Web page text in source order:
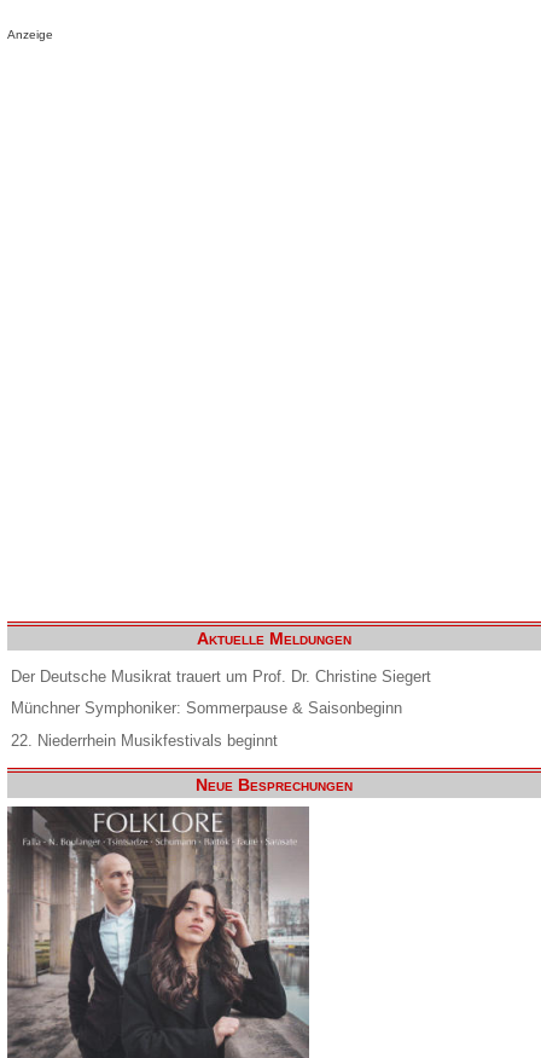
Anzeige
Aktuelle Meldungen
Der Deutsche Musikrat trauert um Prof. Dr. Christine Siegert
Münchner Symphoniker: Sommerpause & Saisonbeginn
22. Niederrhein Musikfestivals beginnt
Neue Besprechungen